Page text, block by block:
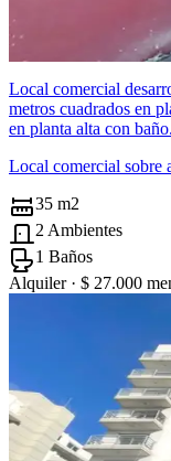
Local comercial
metros cuadrados en
en planta alta con
Local comercial sobre
35 m2
2 Ambientes
1 Baños
Alquiler · $ 27.000